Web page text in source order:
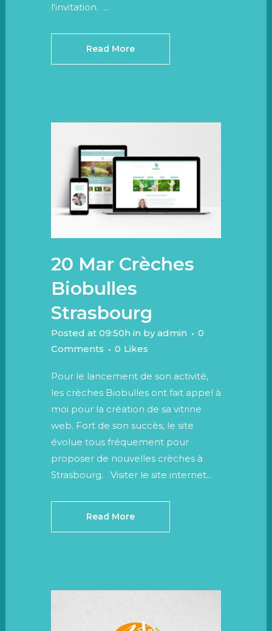
l'invitation. ...
Read More
20 Mar Crèches
Biobulles
Strasbourg
Posted at 09:50h in byadmin
0
Comments
0 Likes
Pour le lancement de son activité,
les crèches Biobulles ont fait appel à
moi pour la création de sa vitrine
web. Fort de son succès, le site
évolue tous fréquement pour
proposer de nouvelles crèches à
Strasbourg. Visiter le site internet...
Read More